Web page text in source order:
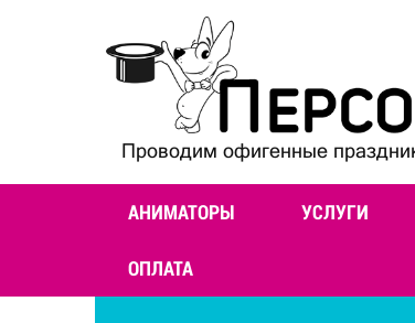
Проводим офигенные
АНИМАТОРЫ УСЛУГИ
ОПЛАТА